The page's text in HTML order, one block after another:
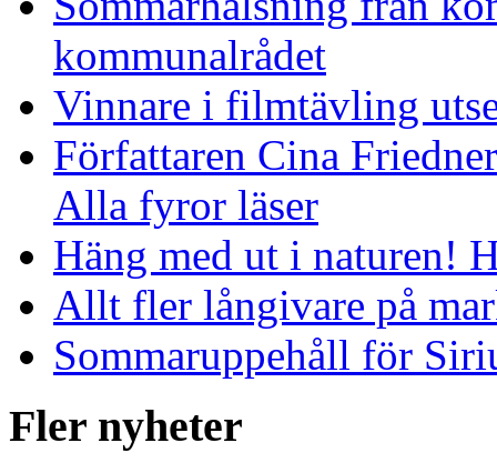
kommunalrådet
Vinnare i filmtävling
Författaren Cina
Alla fyror läser
Häng med ut i naturen!
Allt fler långivare på
Sommaruppehåll för
Fler nyheter